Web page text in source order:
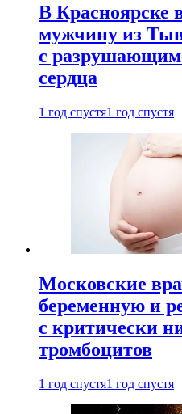
В Красноярске
мужчину из
с
сердца
1 год спустя1 год спустя
Московские
беременную и
с критически
тромбоцитов
1 год спустя1 год спустя